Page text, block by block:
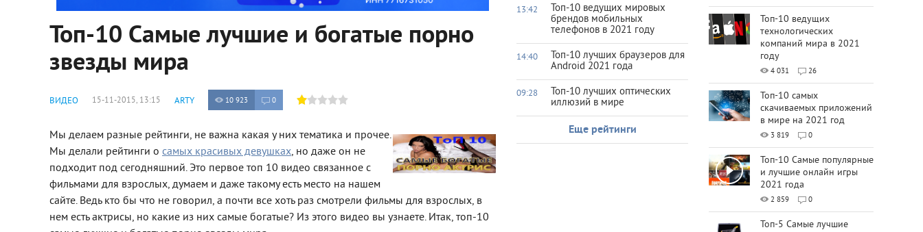
Топ-10 Самые лучшие и богатые порно
звезды мира
ВИДЕО 15-11-2015, 13:15 ARTY 10 923 0
Мы делаем разные рейтинги, не важна какая у них тематика и прочее.
Мы делали рейтинги о самых красивых девушках, но даже он не
подходит под сегодняшний. Это первое топ 10 видео связанное с
фильмами для взрослых, думаем и даже такому есть место на нашем
сайте. Ведь кто бы что не говорил, а почти все хоть раз смотрели фильмы для взрослых, в
нем есть актрисы, но какие из них самые богатые? Из этого видео вы узнаете. Итак, топ-10
13:42
Топ-10 ведущих мировых
брендов мобильных
телефонов в 2021 году
14:40
Топ-10 лучших браузеров для
Android 2021 года
09:28
Топ-10 лучших оптических
иллюзий в мире
Еще рейтинги
Топ-10 ведущих
технологических
компаний мира в 2021
году
4 031 26
Топ-10 самых
скачиваемых приложений
в мире на 2021 год
3 819 0
Топ-10 Самые популярные
и лучшие онлайн игры
2021 года
2 859 0
Топ-5 Самые лучшие